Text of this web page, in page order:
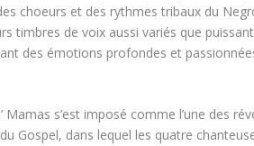
choeurs et des rythmes tribaux du
timbres de voix aussi variés que
des émotions profondes et
s’est imposé comme l’une des
Gospel, dans lequel les quatre